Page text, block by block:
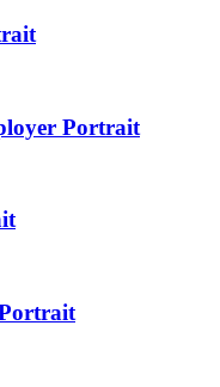
Portrait